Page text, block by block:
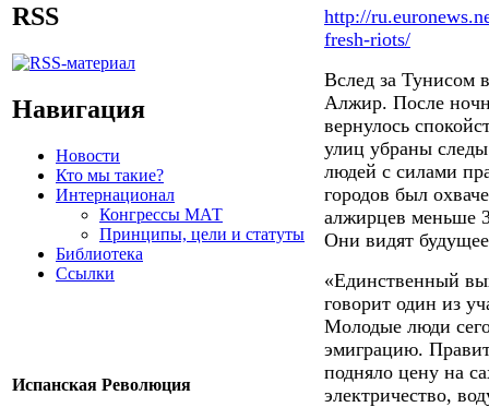
RSS
Навигация
Новости
Кто мы такие?
Интернационал
Конгрессы МАТ
Принципы, цели и статуты
Библиотека
Ссылки
Испанская Революция
http://
fresh-riots/
Вслед за Тунисом
Алжир. После
вернулось
улиц убраны
людей с силами
городов был
алжирцев меньше
Они видят
«Единственный
говорит один из
Молодые люди
эмиграцию.
подняло цену на
электричество,